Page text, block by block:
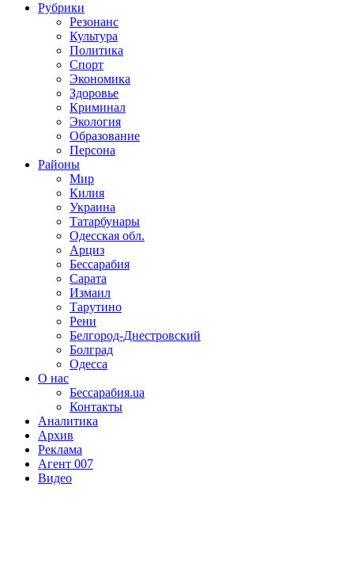
Рубрики
Резонанс
Культура
Политика
Спорт
Экономика
Здоровье
Криминал
Экология
Образование
Персона
Районы
Мир
Килия
Украина
Татарбунары
Одесская обл.
Арциз
Бессарабия
Сарата
Измаил
Тарутино
Рени
Белгород-Днестровский
Болград
Одесса
О нас
Бессарабия.ua
Контакты
Аналитика
Архив
Реклама
Агент 007
Видео